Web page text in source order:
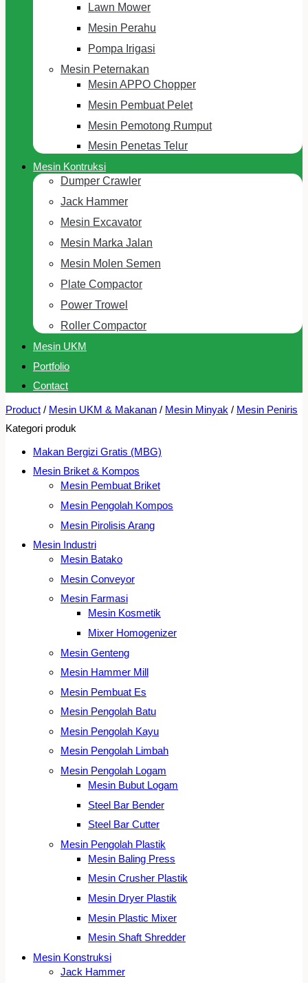
Lawn Mower
Mesin Perahu
Pompa Irigasi
Mesin Peternakan
Mesin APPO Chopper
Mesin Pembuat Pelet
Mesin Pemotong Rumput
Mesin Penetas Telur
Mesin Kontruksi
Dumper Crawler
Jack Hammer
Mesin Excavator
Mesin Marka Jalan
Mesin Molen Semen
Plate Compactor
Power Trowel
Roller Compactor
Mesin UKM
Portfolio
Contact
Product / Mesin UKM & Makanan / Mesin Minyak / Mesin Peniris
Kategori produk
Makan Bergizi Gratis (MBG)
Mesin Briket & Kompos
Mesin Pembuat Briket
Mesin Pengolah Kompos
Mesin Pirolisis Arang
Mesin Industri
Mesin Batako
Mesin Conveyor
Mesin Farmasi
Mesin Kosmetik
Mixer Homogenizer
Mesin Genteng
Mesin Hammer Mill
Mesin Pembuat Es
Mesin Pengolah Batu
Mesin Pengolah Kayu
Mesin Pengolah Limbah
Mesin Pengolah Logam
Mesin Bubut Logam
Steel Bar Bender
Steel Bar Cutter
Mesin Pengolah Plastik
Mesin Baling Press
Mesin Crusher Plastik
Mesin Dryer Plastik
Mesin Plastic Mixer
Mesin Shaft Shredder
Mesin Konstruksi
Jack Hammer